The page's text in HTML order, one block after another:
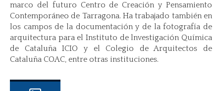
marco del futuro Centro de Creación y Pensamiento
Contemporáneo de Tarragona. Ha trabajado también en
los campos de la documentación y de la fotografía de
arquitectura para el Instituto de lnvestigación Química
de Cataluña ICIO y el Colegio de Arquitectos de
Cataluña COAC, entre otras instituciones.